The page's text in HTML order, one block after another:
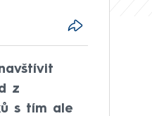
z
s tím ale